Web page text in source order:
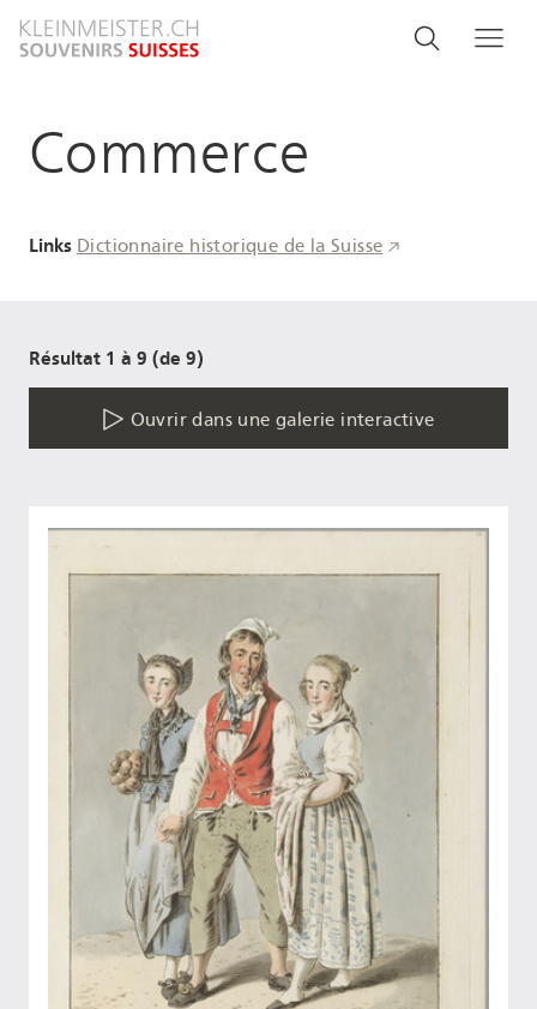
au
Search
Rechercher
Commerce
Links Dictionnaire historique de la Suisse
Résultat 1 à 9 (de 9)
Ouvrir dans une galerie interactive